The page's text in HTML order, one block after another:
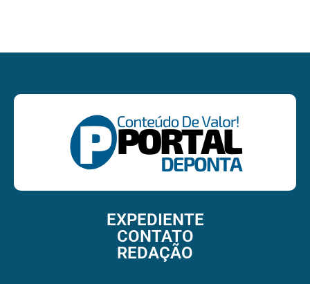
EXPEDIENTE
CONTATO
REDAÇÃO